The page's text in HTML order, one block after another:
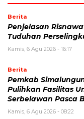
Berita
Penjelasan
Tuduhan
Kamis, 6 Agu 2026 - 16:17
Berita
Pemkab
Pulihkan Fasilitas
Serbelawan Pasca
Kamis, 6 Agu 2026 - 08:22